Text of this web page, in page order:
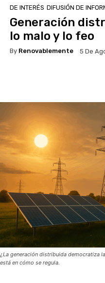
DE INTERÉS DIFUSIÓN DE
Generación
lo malo y lo feo
By Renovablemente 5 De
¿La generación distribuida democratiza
está en cómo se regula.